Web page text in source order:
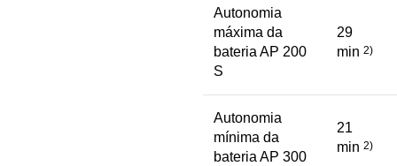
Autonomia
máxima da
bateria AP 200
S
29
min 2)
Autonomia
mínima da
bateria AP 300
21
min 2)